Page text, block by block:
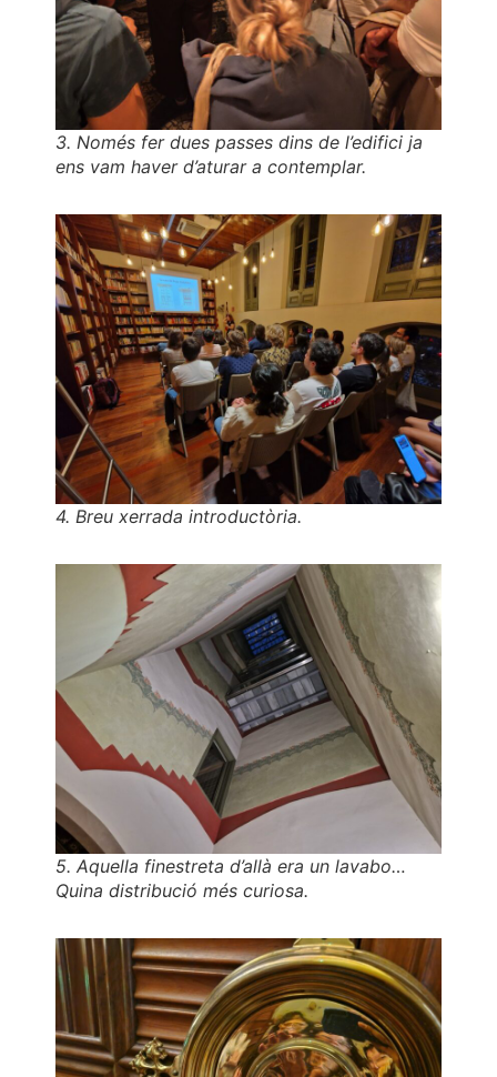
3. Només fer dues passes dins de l’edifici ja
ens vam haver d’aturar a contemplar.
4. Breu xerrada introductòria.
5. Aquella finestreta d’allà era un lavabo…
Quina distribució més curiosa.